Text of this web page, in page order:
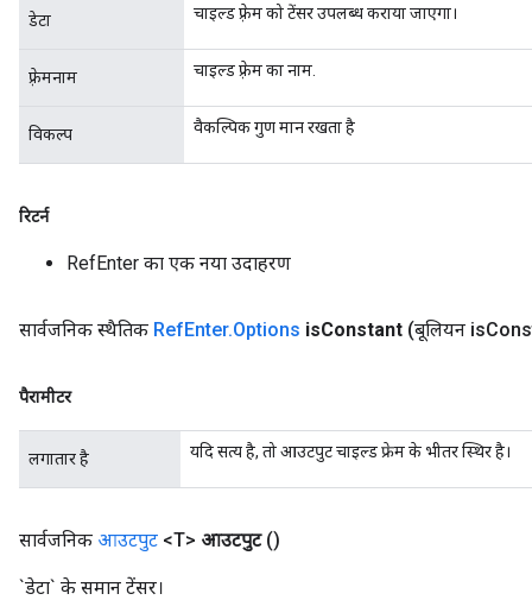
डेटा चाइल्ड फ़्रेम को टेंसर उपलब्ध कराया जाएगा।
फ़्रेमनाम चाइल्ड फ़्रेम का नाम.
विकल्प वैकल्पिक गुण मान रखता है
रिटर्न
RefEnter का एक नया उदाहरण
सार्वजनिक स्थैतिक RefEnter.Options isConstant (बूलियन is
पैरामीटर
लगातार है यदि सत्य है, तो आउटपुट चाइल्ड फ्रेम के भीतर स्थिर है।
सार्वजनिक आउटपुट <T> आउटपुट ()
`डेटा` के समान टेंसर।